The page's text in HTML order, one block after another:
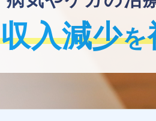
収入減少を